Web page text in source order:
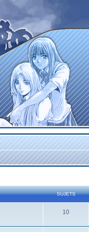
SUJETS
10